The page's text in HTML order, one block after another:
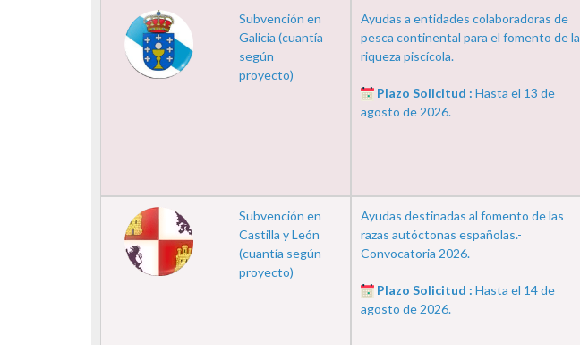
Subvención en
Galicia (cuantía
según
proyecto)
Ayudas a entidades colaboradoras de
pesca continental para el fomento de la
riqueza piscícola.
Plazo Solicitud : Hasta el 13 de
agosto de 2026.
Subvención en
Castilla y León
(cuantía según
proyecto)
Ayudas destinadas al fomento de las
razas autóctonas españolas.-
Convocatoria 2026.
Plazo Solicitud : Hasta el 14 de
agosto de 2026.